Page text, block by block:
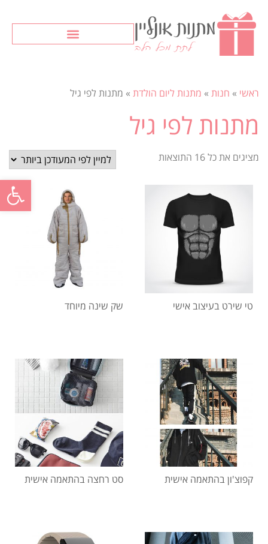
פתח
ראשי » חנות » מתנות ליום הולדת » מתנות לפי גיל
מתנות לפי גיל
מציגים את כל ⁦16⁩ התוצאות
טי שירט בעיצוב אישי שק שינה מיוחד
קפוצ'ון בהתאמה אישית סט רחצה בהתאמה אישית